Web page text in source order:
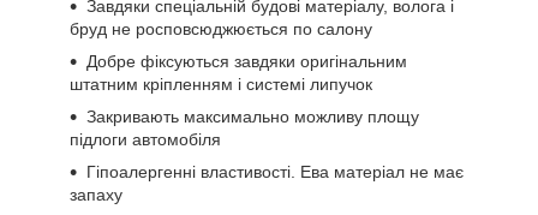
Завдяки спеціальній будові матеріалу, волога і
бруд не росповсюджюється по салону
Добре фіксуються завдяки оригінальним
штатним кріпленням і системі липучок
Закривають максимально можливу площу
підлоги автомобіля
Гіпоалергенні властивості. Ева матеріал не має
запаху